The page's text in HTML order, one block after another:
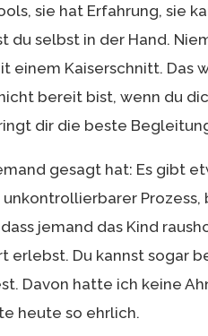
sie hat Erfahrung, sie
selbst in der Hand.
einem Kaiserschnitt. Das
bereit bist, wenn du
dir die beste
gesagt hat: Es gibt
jemand das Kind
erlebst. Du kannst sogar
Davon hatte ich keine
heute so ehrlich.